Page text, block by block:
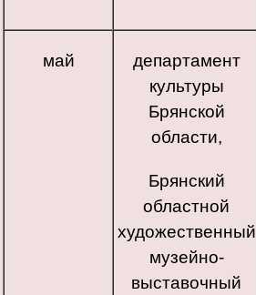
май
департамент
культуры
Брянской
области,
Брянский
областной
художественный
музейно-
выставочный